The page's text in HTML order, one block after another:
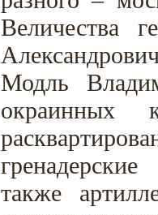
Величества
Модль
окраинных
также